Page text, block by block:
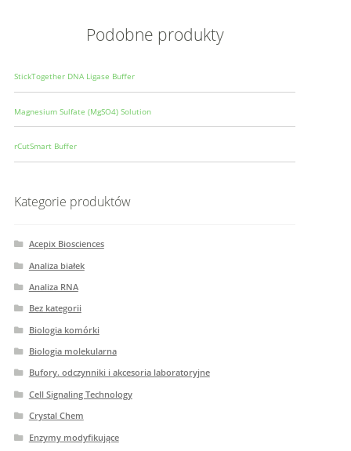
Podobne produkty
StickTogether DNA Ligase Buffer
Magnesium Sulfate (MgSO4) Solution
rCutSmart Buffer
Kategorie produktów
Acepix Biosciences
Analiza białek
Analiza RNA
Bez kategorii
Biologia komórki
Biologia molekularna
Bufory. odczynniki i akcesoria laboratoryjne
Cell Signaling Technology
Crystal Chem
Enzymy modyfikujące